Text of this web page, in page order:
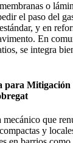
o
el paso del
y en
En
se integra
para Mitigación
mecánico que
y